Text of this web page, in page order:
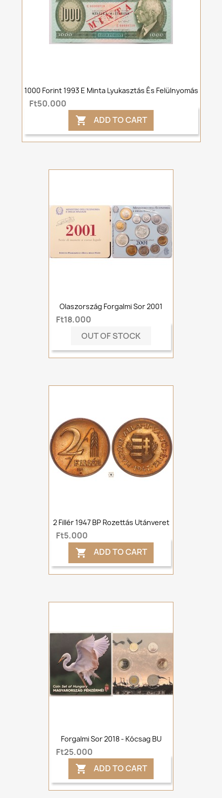
1000 Forint 1993 E Minta Lyukasztás És Felülnyomás
Ft50,000
 ADD TO CART
Olaszország Forgalmi Sor 2001
Ft18,000
OUT OF STOCK
2 Fillér 1947 BP Rozettás Utánveret
Ft5,000
 ADD TO CART
Forgalmi Sor 2018 - Kócsag BU
Ft25,000
 ADD TO CART